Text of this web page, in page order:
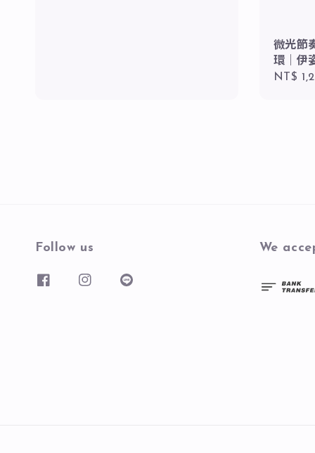
微光節
環｜伊
NT$
Follow us We